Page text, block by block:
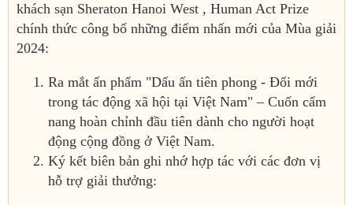
khách sạn Sheraton Hanoi West , Human Act Prize
chính thức công bố những điểm nhấn mới của Mùa giải
2024:
Ra mắt ấn phẩm "Dấu ấn tiên phong - Đổi mới
trong tác động xã hội tại Việt Nam" – Cuốn cẩm
nang hoàn chỉnh đầu tiên dành cho người hoạt
động cộng đồng ở Việt Nam.
Ký kết biên bản ghi nhớ hợp tác với các đơn vị
hỗ trợ giải thưởng: